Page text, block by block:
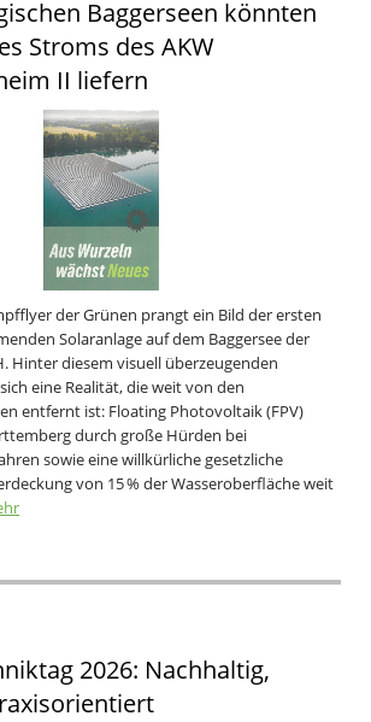
Baggerseen könnten
Stroms des AKW
II liefern
der Grünen prangt ein Bild der ersten
Solaranlage auf dem Baggersee der
Hinter diesem visuell überzeugenden
eine Realität, die weit von den
entfernt ist: Floating Photovoltaik (FPV)
durch große Hürden bei
sowie eine willkürliche gesetzliche
von 15 % der Wasseroberfläche weit
2026: Nachhaltig,